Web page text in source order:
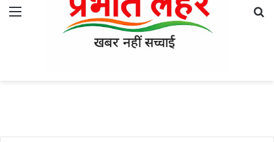
Menu